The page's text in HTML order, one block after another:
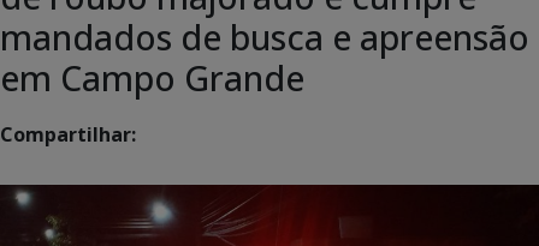
mandados de busca e apreensão
em Campo Grande
Compartilhar: